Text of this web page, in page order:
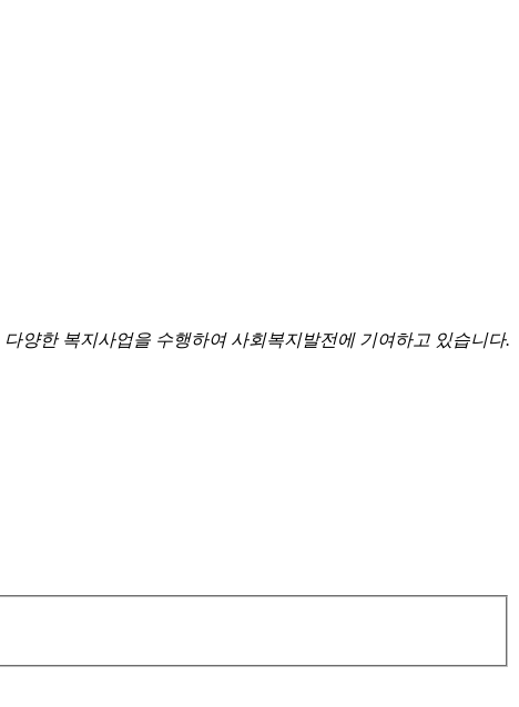
다양한 복지사업을 수행하여 사회복지발전에 기여하고 있습니다.